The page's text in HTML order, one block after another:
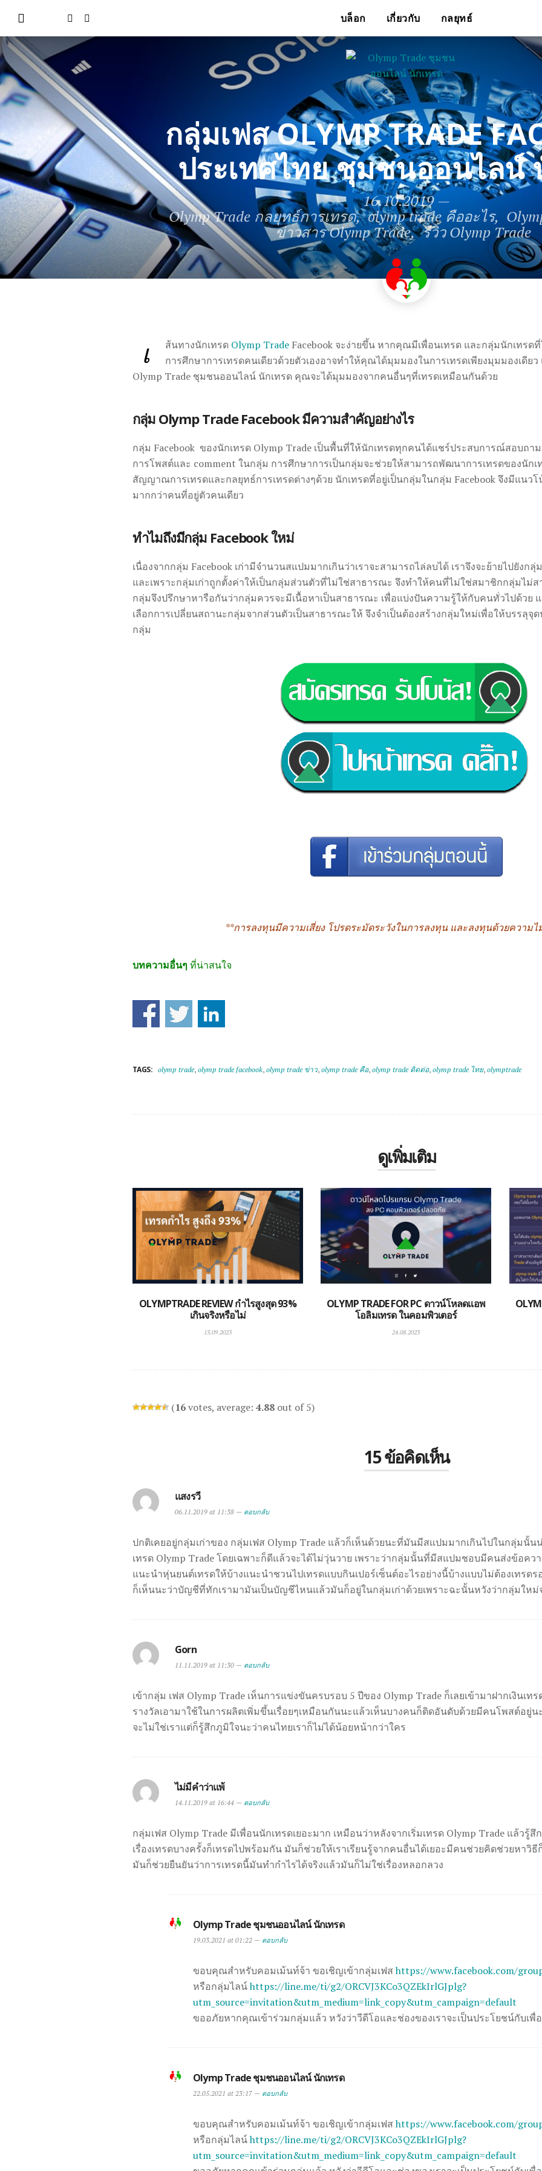
บล็อก เกี่ยวกับ กลยุทธ์
กลุ่มเฟส OLYMP TRADE
ประเทศไทย ชุมชนออนไลน์
16.10.2019—
Olymp Trade กลยุทธ์การเทรด olymp trade คืออะไร
ข่าวสาร Olymp Trade รีวิว Olymp Trade
เ ส้นทางนักเทรด Olymp Trade Facebook จะง่ายขึ้น หากคุณมีเพื่อนเทรด และกลุ่มนักเทร
การศึกษาการเทรดคนเดียวด้วยตัวเองอาจทำให้คุณได้มุมมองในการเทรดเพียงมุมมองเดี
Olymp Trade ชุมชนออนไลน์ นักเทรด คุณจะได้มุมมองจากคนอื่นๆที่เทรดเหมือนกันด้วย
กลุ่ม Olymp Trade Facebook มีความสำคัญอย่างไร
กลุ่ม Facebook ของนักเทรด Olymp Trade เป็นพื้นที่ให้นักเทรดทุกคนได้แชร์ประสบการณ์สอบถ
การโพสต์และ comment ในกลุ่ม การศึกษาการเป็นกลุ่มจะช่วยให้สามารถพัฒนาการเทรดของนักเ
สัญญาณการเทรดและกลยุทธ์การเทรดต่างๆด้วย นักเทรดที่อยู่เป็นกลุ่มในกลุ่ม Facebook จึงมีแนว
มากกว่าคนที่อยู่ตัวคนเดียว
ทำไมถึงมีกลุ่ม Facebook ใหม่
เนื่องจากกลุ่ม Facebook เก่ามีจำนวนสแปมมากเกินว่าเราจะสามารถไล่ลบได้ เราจึงจะย้ายไปยังกลุ่
และเพราะกลุ่มเก่าถูกตั้งค่าให้เป็นกลุ่มส่วนตัวที่ไม่ใช่สาธารณะ จึงทำให้คนที่ไม่ใช่สมาชิกกลุ่มไม่
กลุ่มจึงปรึกษาหารือกันว่ากลุ่มควรจะมีเนื้อหาเป็นสาธารณะ เพื่อแบ่งปันความรู้ให้กับคนทั่วไปด้วย แ
เลือกการเปลี่ยนสถานะกลุ่มจากส่วนตัวเป็นสาธารณะให้ จึงจำเป็นต้องสร้างกลุ่มใหม่เพื่อให้บรรลุ
กลุ่ม
**การลงทุนมีความเสี่ยง โปรดระมัดระวังในการลงทุน และลงทุนด้วยความ
บทความอื่นๆ ที่น่าสนใจ
TAGS: olymp trade, olymp trade facebook, olymp trade ข่าว, olymp trade คือ, olymp trade ติดต่อ, olymp trade ไทย, olymptrade
ดูเพิ่มเติม
OLYMPTRADE REVIEW กำไรสูงสุด 93%
เกินจริงหรือไม่
13.09.2023
OLYMP TRADE FOR PC ดาวน์โหลดแอพ
โอลิมเทรด ในคอมพิวเตอร์
24.08.2023
(16votes, average: 4.88 out of 5)
15 ข้อคิดเห็น
แสงรวี
06.11.2019 at 11:38 — ตอบกลับ
ปกติเคยอยู่กลุ่มเก่าของ กลุ่มเฟส Olymp Trade แล้วก็เห็นด้วยนะที่มันมีสแปมมากเกินไปในกลุ่มนั้
เทรด Olymp Trade โดยเฉพาะก็ดีแล้วจะได้ไม่วุ่นวาย เพราะว่ากลุ่มนั้นที่มีสแปมชอบมีคนส่งข้อคว
แนะนำหุ่นยนต์เทรดให้บ้างแนะนำชวนไปเทรดแบบกินเปอร์เซ็นต์อะไรอย่างนี้บ้างแบบไม่ต้องเทรดร
ก็เห็นนะว่าบัญชีที่ทักเรามามันเป็นบัญชีไหนแล้วมันก็อยู่ในกลุ่มเก่าด้วยเพราะฉะนั้นหวังว่ากลุ่มให
Gorn
11.11.2019 at 11:30 — ตอบกลับ
เข้ากลุ่ม เฟส Olymp Trade เห็นการแข่งขันครบรอบ 5 ปีของ Olymp Trade ก็เลยเข้ามาฝากเงินเ
รางวัลเอามาใช้ในการผลิตเพิ่มขึ้นเรื่อยๆเหมือนกันนะแล้วเห็นบางคนก็ติดอันดับด้วยมีคนโพสต์อยู่
จะไม่ใช่เราแต่ก็รู้สึกภูมิใจนะว่าคนไทยเราก็ไม่ได้น้อยหน้ากว่าใคร
ไม่มีคำว่าแพ้
14.11.2019 at 16:44 — ตอบกลับ
กลุ่มเฟส Olymp Trade มีเพื่อนนักเทรดเยอะมาก เหมือนว่าหลังจากเริ่มเทรด Olymp Trade แล้วรู้
เรื่องเทรดบางครั้งก็เทรดไปพร้อมกัน มันก็ช่วยให้เราเรียนรู้จากคนอื่นได้เยอะมีคนช่วยคิดช่วยหาวิ
มันก็ช่วยยืนยันว่าการเทรดนี้มันทำกำไรได้จริงแล้วมันก็ไม่ใช่เรื่องหลอกลวง
Olymp Trade ชุมชนออนไลน์ นักเทรด
19.03.2021 at 01:22 — ตอบกลับ
ขอบคุณสำหรับคอมเม้นท์จ้า ขอเชิญเข้ากลุ่มเฟสhttps://www.facebook.com/
หรือกลุ่มไลน์https://line.me/ti/g2/ORCVJ3KCo3QZEkIrlGJplg?
utm_source=invitation&utm_medium=link_copy&utm_campaign=default
ขออภัยหากคุณเข้าร่วมกลุ่มแล้ว หวังว่าวีดีโอและช่องของเราจะเป็นประโยชน์กับเพื่
Olymp Trade ชุมชนออนไลน์ นักเทรด
22.05.2021 at 23:17 — ตอบกลับ
ขอบคุณสำหรับคอมเม้นท์จ้า ขอเชิญเข้ากลุ่มเฟสhttps://www.facebook.com/
หรือกลุ่มไลน์https://line.me/ti/g2/ORCVJ3KCo3QZEkIrlGJplg?
utm_source=invitation&utm_medium=link_copy&utm_campaign=default